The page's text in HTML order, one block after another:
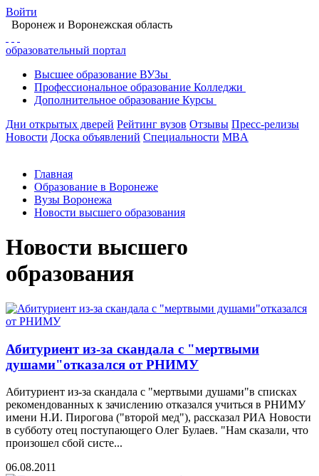
Войти
Воронеж и Воронежская область
образовательный портал
Высшее образование ВУЗы
Профессиональное образование Колледжи
Дополнительное образование Курсы
Дни открытых дверей Рейтинг вузов Отзывы Пресс-релизы
Новости Доска объявлений Специальности MBA
Главная
Образование в Воронеже
Вузы Воронежа
Новости высшего образования
Новости высшего
образования
Абитуриент из-за скандала с "мертвыми
душами"отказался от РНИМУ
Абитуриент из-за скандала с "мертвыми душами"в списках
рекомендованных к зачислению отказался учиться в РНИМУ
имени Н.И. Пирогова ("второй мед"), рассказал РИА Новости
в субботу отец поступающего Олег Булаев. "Нам сказали, что
произошел сбой систе...
06.08.2011